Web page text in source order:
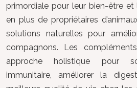
primordiale pour leur bien-être et
en plus de propriétaires
solutions naturelles pour
compagnons. Les
approche holistique pour
immunitaire, améliorer la